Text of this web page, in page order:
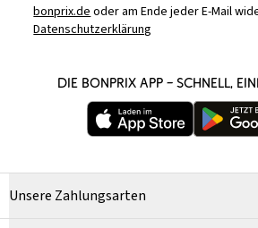
bonprix.deoder am Ende jeder E-Mail
Datenschutzerklärung
DIE BONPRIX APP – SCHNELL,
Unsere Zahlungsarten